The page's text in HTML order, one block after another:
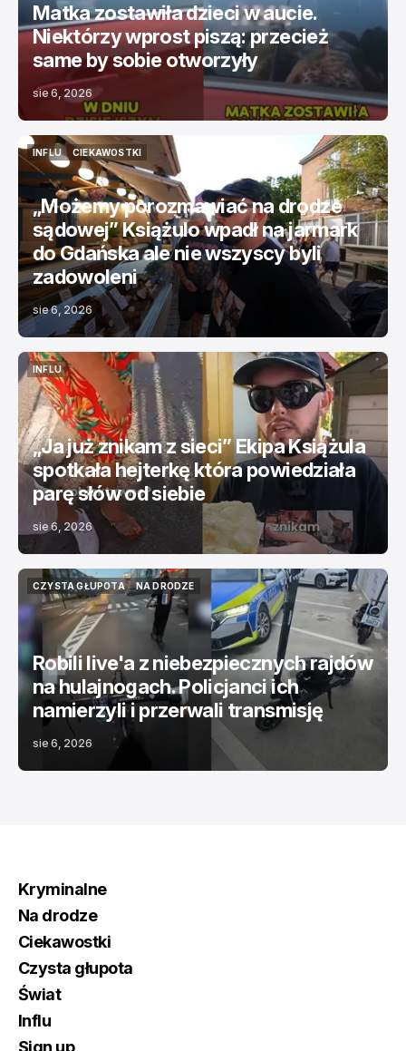
Matka zostawiła dzieci w aucie.
Niektórzy wprost piszą: przecież
same by sobie otworzyły
sie 6, 2026
INFLU
INFLU
CIEKAWOSTKI
CIEKAWOSTKI
„Możemy porozmawiać na drodze
sądowej” Książulo wpadł na jarmark
do Gdańska ale nie wszyscy byli
zadowoleni
sie 6, 2026
INFLU
INFLU
„Ja już znikam z sieci” Ekipa Książula
spotkała hejterkę która powiedziała
parę słów od siebie
sie 6, 2026
CZYSTA GŁUPOTA
CZYSTA GŁUPOTA
NA DRODZE
NA DRODZE
Robili live'a z niebezpiecznych rajdów
na hulajnogach. Policjanci ich
namierzyli i przerwali transmisję
sie 6, 2026
Kryminalne
Na drodze
Ciekawostki
Czysta głupota
Świat
Influ
Sign up